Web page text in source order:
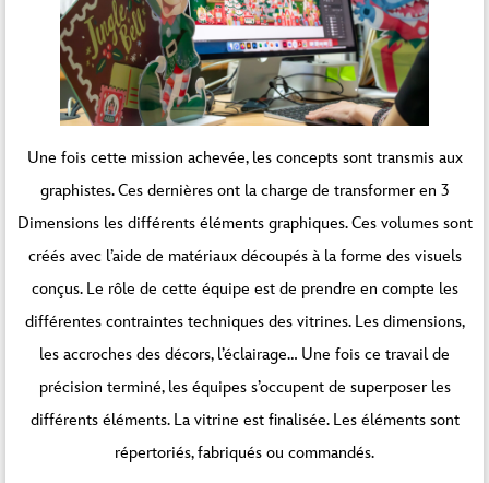
Une fois cette mission achevée, les concepts sont transmis aux
graphistes. Ces dernières ont la charge de transformer en 3
Dimensions les différents éléments graphiques. Ces volumes sont
créés avec l’aide de matériaux découpés à la forme des visuels
conçus. Le rôle de cette équipe est de prendre en compte les
différentes contraintes techniques des vitrines. Les dimensions,
les accroches des décors, l’éclairage… Une fois ce travail de
précision terminé, les équipes s’occupent de superposer les
différents éléments. La vitrine est finalisée. Les éléments sont
répertoriés, fabriqués ou commandés.